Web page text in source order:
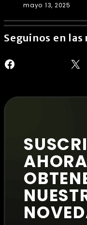
mayo 13, 2025
Seguinos en las
Facebook X